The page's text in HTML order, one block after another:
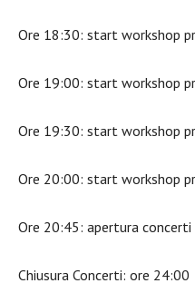
Ore 18:30: start workshop
Ore 19:00: start workshop
Ore 19:30: start workshop
Ore 20:00: start workshop
Ore 20:45: apertura concerti
Chiusura Concerti: ore 24:00